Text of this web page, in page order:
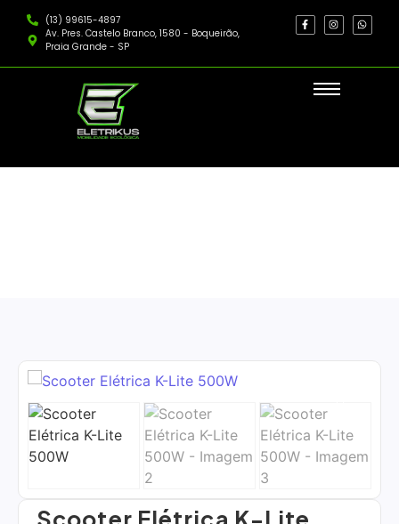
(13) 99615-4897
Av. Pres. Castelo Branco, 1580 - Boqueirão,
Praia Grande - SP
Scooter Elétrica K-Lite